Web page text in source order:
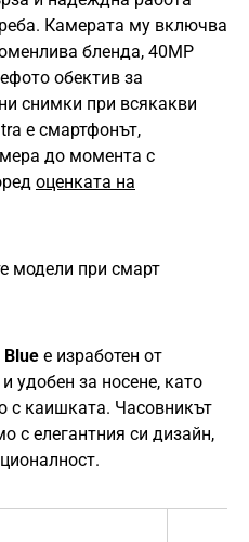
Камерата му включва
бленда, 40MP
обектив за
снимки при всякакви
е смартфонът,
до момента с
оценката на
модели при смарт
Blue е изработен от
удобен за носене, като
с каишката. Часовникът
с елегантния си дизайн,